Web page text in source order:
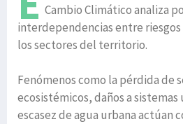
Cambio Climático analiza
interdependencias entre
los sectores del territorio.
Fenómenos como la pérdida de
ecosistémicos, daños a sistemas
escasez de agua urbana actúan